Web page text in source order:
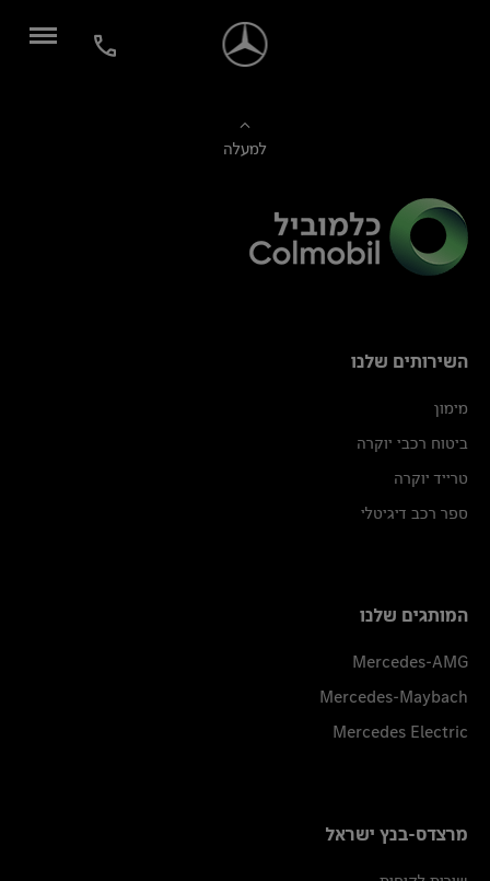
למעלה
השירותים שלנו
מימון
ביטוח רכבי יוקרה
טרייד יוקרה
ספר רכב דיגיטלי
המותגים שלנו
Mercedes-AMG
Mercedes-Maybach
Mercedes Electric
מרצדס-בנץ ישראל